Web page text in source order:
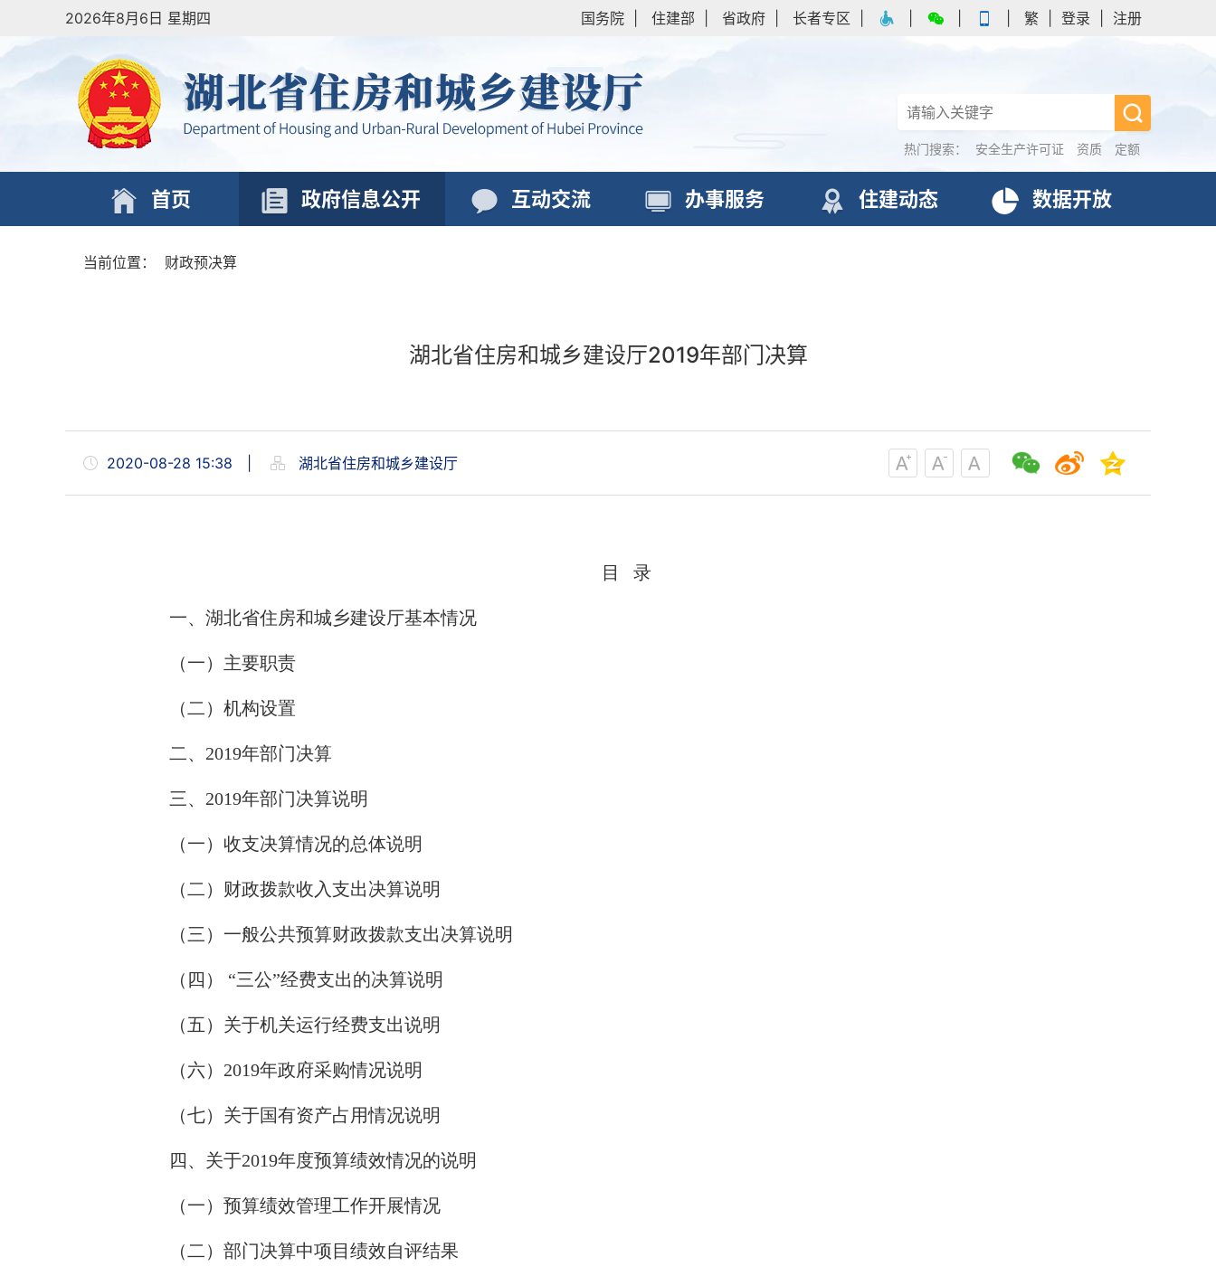
2026年8月6日 星期四 国务院 住建部 省政府 长者专区 繁 登录 注册
热门搜索： 安全生产许可证 资质 定额
首页 政府信息公开 互动交流 办事服务 住建动态 数据开放
当前位置： 财政预决算
湖北省住房和城乡建设厅2019年部门决算
2020-08-28 15:38 湖北省住房和城乡建设厅
目 录
一、湖北省住房和城乡建设厅基本情况
（一）主要职责
（二）机构设置
二、 2019年部门决算
三、 2019年部门决算说明
（一）收支决算情况的总体说明
（二）财政拨款收入支出决算说明
（三）一般公共预算财政拨款支出决算说明
（四） “三公”经费支出的决算说明
（五）关于机关运行经费支出说明
（六） 2019年政府采购情况说明
（七）关于国有资产占用情况说明
四、关于2019年度预算绩效情况的说明
（一）预算绩效管理工作开展情况
（二）部门决算中项目绩效自评结果